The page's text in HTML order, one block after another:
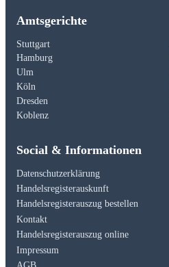
Amtsgerichte
Stuttgart
Hamburg
Ulm
Köln
Dresden
Koblenz
Social & Informationen
Datenschutzerklärung
Handelsregisterauskunft
Handelsregisterauszug bestellen
Kontakt
Handelsregisterauszug online
Impressum